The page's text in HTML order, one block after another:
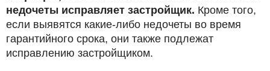
недочеты исправляет застройщик. Кроме того,
если выявятся какие-либо недочеты во время
гарантийного срока, они также подлежат
исправлению застройщиком.